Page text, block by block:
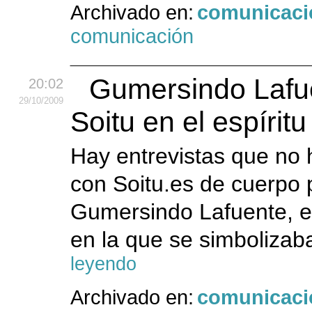
Archivado en:
comunicación
20:02
29/10/2009
Gumersindo
Soitu en el espíritu
Hay entrevistas que no
con Soitu.es de cuerpo
Gumersindo Lafuente,
en la que se
leyendo
Archivado en: